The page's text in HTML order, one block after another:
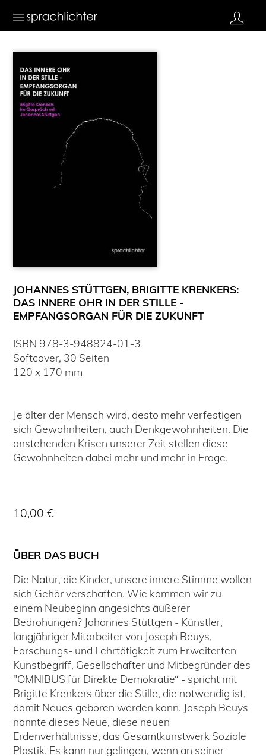
JOHANNES STÜTTGEN, BRIGITTE KRENKERS:
DAS INNERE OHR IN DER STILLE -
EMPFANGSORGAN FÜR DIE ZUKUNFT
ISBN 978-3-948824-01-3
Softcover, 30 Seiten
120 x 170 mm
Je älter der Mensch wird, desto mehr verfestigen
sich Gewohnheiten, auch Denkgewohnheiten. Die
anstehenden Krisen unserer Zeit stellen diese
Gewohnheiten dabei mehr und mehr in Frage.
10,00 €
ÜBER DAS BUCH
Die Natur, die Kinder, unsere innere Stimme wollen
sich Gehör verschaffen. Wie kommen wir zu
einem Neubeginn angesichts äußerer
Bedrohungen? Johannes Stüttgen - Künstler,
langjähriger Mitarbeiter von Joseph Beuys,
Forschungs- und Lehrtätigkeit zum Erweiterten
Kunstbegriff, Gesellschafter und Mitbegründer des
"OMNIBUS für Direkte Demokratie“ - spricht mit
Brigitte Krenkers über die Stille, die notwendig ist,
damit Neues geboren werden kann. Joseph Beuys
nannte dieses Neue, diese neuen
Erdenverhältnisse, das Gesamtkunstwerk Soziale
Plastik. Es kann nur gelingen, wenn an seiner